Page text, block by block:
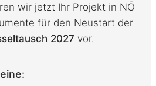
wir jetzt Ihr Projekt in NÖ
für den Neustart der
2027 vor.